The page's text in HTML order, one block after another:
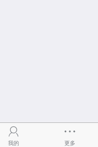
我的 更多